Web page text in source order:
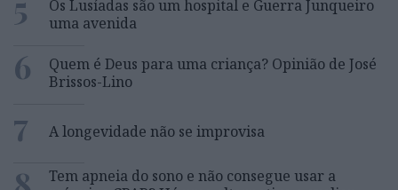
Os Lusíadas são um hospital e Guerra Junqueiro
uma avenida
6
Quem é Deus para uma criança? Opinião de José
Brissos-Lino
7 A longevidade não se improvisa
Tem apneia do sono e não consegue usar a